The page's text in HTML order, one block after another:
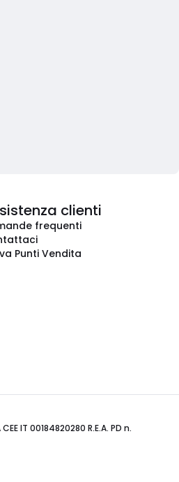
clienti
frequenti
Punti Vendita
IT 00184820280 R.E.A. PD n.